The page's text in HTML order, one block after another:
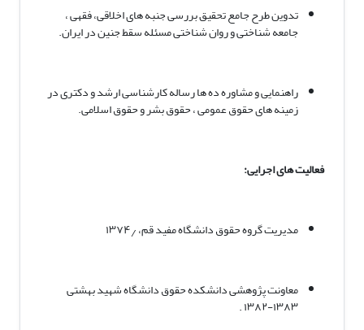
تدوین طرح جامع تحقیق بررسی جنبه های اخلاقی، فقهی ،
جامعه شناختی و روان شناختی مسئله سقط جنین در ایران.
راهنمایی و مشاوره ده ها رساله کارشناسی ارشد و دکتری در
زمینه های حقوق عمومی ، حقوق بشر و حقوق اسلامی.
فعالیت های اجرایی:
مدیریت گروه حقوق دانشگاه مفید قم، ۱۳۷۴٫
معاونت پژوهشی دانشکده حقوق دانشگاه شهید بهشتی
۱۳۸۳-۱۳۸۲ .